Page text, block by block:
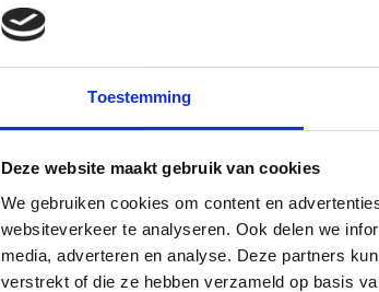
Toestemming
Deze website maakt gebruik van cookies
We gebruiken cookies om content en
websiteverkeer te analyseren. Ook delen we
media, adverteren en analyse. Deze partners
verstrekt of die ze hebben verzameld op basis